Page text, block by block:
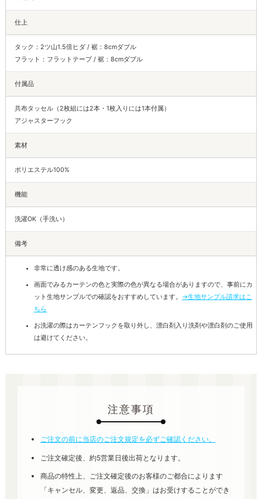
仕上
タック：2ツ山1.5倍ヒダ / 裾：8cmダブル
フラット：フラットテープ / 裾：8cmダブル
付属品
共布タッセル（2枚組には2本・1枚入りには1本付属）
アジャスターフック
素材
ポリエステル100%
機能
洗濯OK（手洗い）
備考
非常に透け感のある生地です。
画面でみるカーテンの色と実際の色が異なる場合がありますので、事前にカ
ット生地サンプルでの確認をおすすめしています。 →生地サンプル請求はこ
ちら
お洗濯の際はカーテンフックを取り外し、漂白剤入り洗剤や漂白剤のご使用
は避けてください。
注意事項
ご注文の前に当店のご注文規定を必ずご確認ください。
ご注文確定後、約5営業日後出荷となります。
商品の特性上、ご注文確定後のお客様のご都合によります
「キャンセル、変更、返品、交換」はお受けすることができ